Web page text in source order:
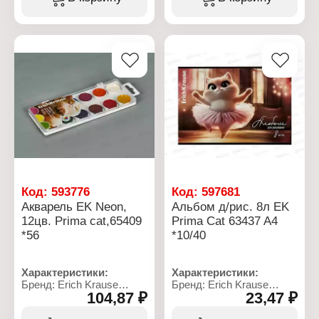
выгорают на солнце
Бренд: Erich Krause
Серия: "Kids Space
Тип товара: Акварель
Вид: медовая
Вариация: Neon+Pastel
Назначение: для
Особенность: с УФ-
Цвет: 12 цветов
Размер упаковки:
20,5х8х1,3 см
Комплектация: без кисти
рисования
Комплектация: без кисти
Упаковка: пластиковый
пенал с европодвесом
Код: 593776
Акварель EK Neon,
12цв. Prima cat,65409
*56
Характеристики:
Бренд: Erich Krause
Артикул: 65409104,87 ₽
Код:597681
Альбом д/рис. 8л EK
Prima Cat 63437 A4
*10/40
Характеристики:
Бренд: Erich Krause
Артикул: 6343723,47 ₽